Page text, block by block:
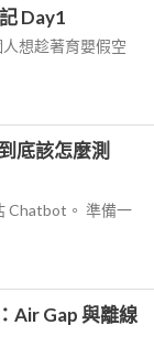
Day1
想趁著育嬰假空
底該怎麼測
Chatbot。 準備一
Air Gap 與離線